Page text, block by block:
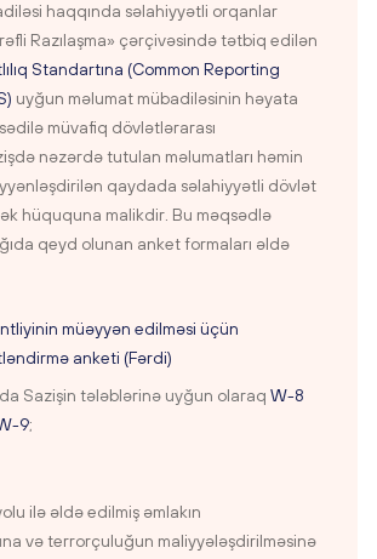
haqqında səlahiyyətli orqanlar
Razılaşma» çərçivəsində tətbiq edilən
Standartına (Common Reporting
uyğun məlumat mübadiləsinin həyata
müvafiq dövlətlərarası
nəzərdə tutulan məlumatları həmin
qaydada səlahiyyətli dövlət
hüququna malikdir. Bu məqsədlə
qeyd olunan anket formaları əldə
müəyyən edilməsi üçün
anketi (Fərdi)
Sazişin tələblərinə uyğun olaraq W-8
9;
ilə əldə edilmiş əmlakın
və terrorçuluğun maliyyələşdirilməsinə